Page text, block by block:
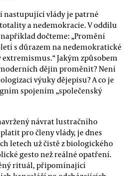
nastupující vlády je patrné
a nedemokracie. V oddílu
dočteme: „Promění
s důrazem na nedemokratické
Jakým způsobem
dějin proměnit? Není
výuky dějepisu? A co je
spojením „společenský
návrat lustračního
pro členy vlády, je dnes
letech už čistě z biologického
gesto než reálné opatření.
rituál, připomínající